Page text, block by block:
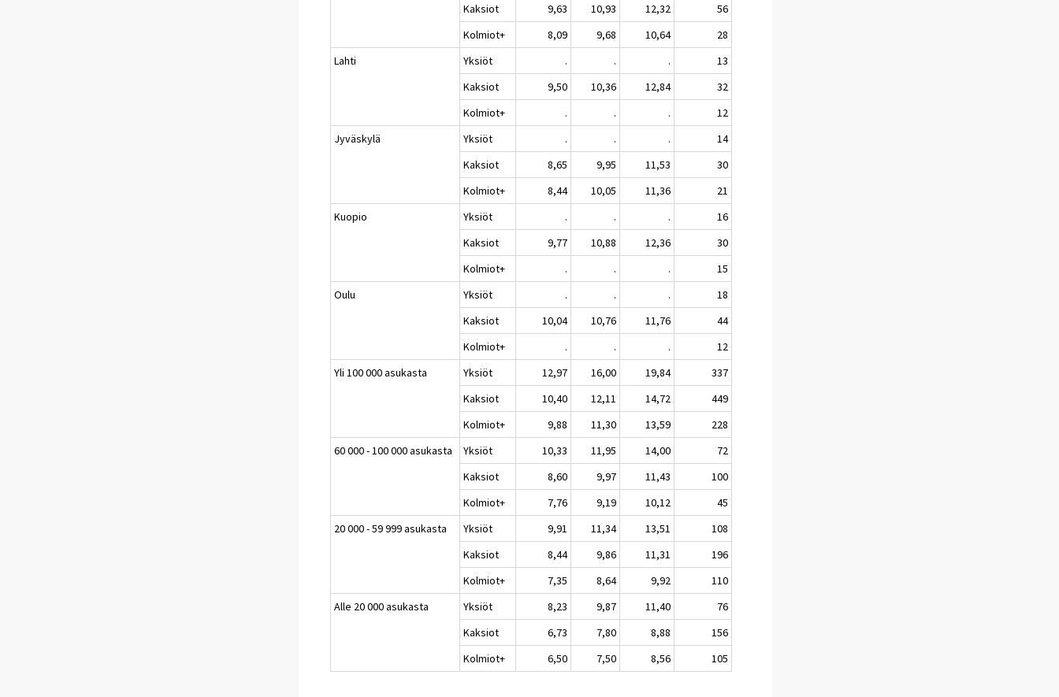
Kaksiot
9,63 10,93 12,32
56
Kolmiot+
8,09 9,68 10,64
28
Lahti
Yksiöt . . .
13
Kaksiot
9,50 10,36 12,84
32
Kolmiot+
. . .
12
Jyväskylä
Yksiöt . . .
14
Kaksiot
8,65 9,95 11,53
30
Kolmiot+
8,44 10,05 11,36
21
Kuopio
Yksiöt . . .
16
Kaksiot
9,77 10,88 12,36
30
Kolmiot+
. . .
15
Oulu
Yksiöt . . .
18
Kaksiot
10,04 10,76 11,76
44
Kolmiot+
. . .
12
Yli 100 000 asukasta
Yksiöt 12,97 16,00 19,84
337
Kaksiot
10,40 12,11 14,72
449
Kolmiot+
9,88 11,30 13,59
228
60 000 - 100 000 asukasta
Yksiöt 10,33 11,95 14,00
72
Kaksiot
8,60 9,97 11,43
100
Kolmiot+
7,76 9,19 10,12
45
20 000 - 59 999 asukasta
Yksiöt 9,91 11,34 13,51
108
Kaksiot
8,44 9,86 11,31
196
Kolmiot+
7,35 8,64 9,92
110
Alle 20 000 asukasta
Yksiöt 8,23 9,87 11,40
76
Kaksiot
6,73 7,80 8,88
156
Kolmiot+
6,50 7,50 8,56 105